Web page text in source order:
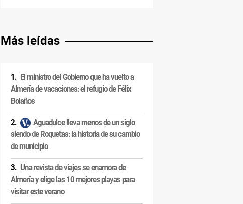
Más leídas
El ministro del Gobierno que ha vuelto a
Almería de vacaciones: el refugio de Félix
Bolaños
Aguadulce lleva menos de un siglo
siendo de Roquetas: la historia de su cambio
de municipio
Una revista de viajes se enamora de
Almería y elige las 10 mejores playas para
visitar este verano